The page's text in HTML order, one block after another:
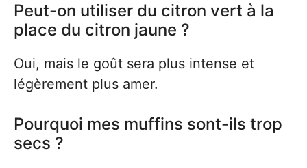
Peut-on utiliser du citron vert à la
place du citron jaune ?
Oui, mais le goût sera plus intense et
légèrement plus amer.
Pourquoi mes muffins sont-ils trop
secs ?